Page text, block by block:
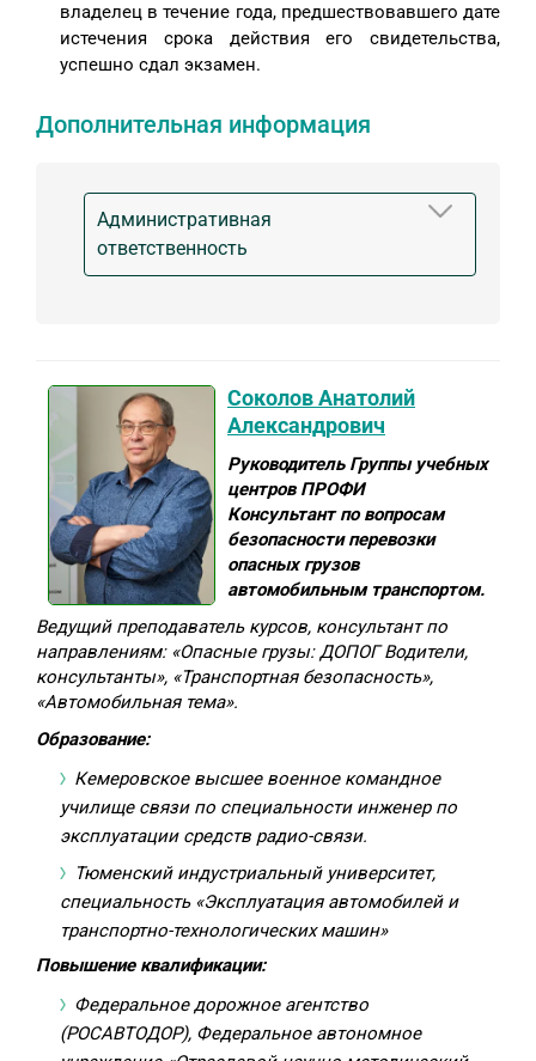
владелец в течение года, предшествовавшего дате
истечения срока действия его свидетельства,
успешно сдал экзамен.
Дополнительная информация
Административная
ответственность
Соколов Анатолий
Александрович
Руководитель Группы учебных
центров ПРОФИ
Консультант по вопросам
безопасности перевозки
опасных грузов
автомобильным транспортом.
Ведущий преподаватель курсов, консультант по
направлениям: «Опасные грузы: ДОПОГ Водители,
консультанты», «Транспортная безопасность»,
«Автомобильная тема».
Образование:
Кемеровское высшее военное командное
училище связи по специальности инженер по
эксплуатации средств радио-связи.
Тюменский индустриальный университет,
специальность «Эксплуатация автомобилей и
транспортно-технологических машин»
Повышение квалификации:
Федеральное дорожное агентство
(РОСАВТОДОР), Федеральное автономное